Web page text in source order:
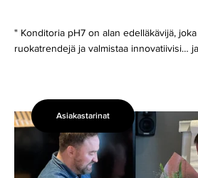
" Konditoria pH7 on alan edelläkävijä,
ruokatrendejä ja valmistaa innovatiivisi…
EMU
Avosetin
nousukiitoa:
Asiakastarinat